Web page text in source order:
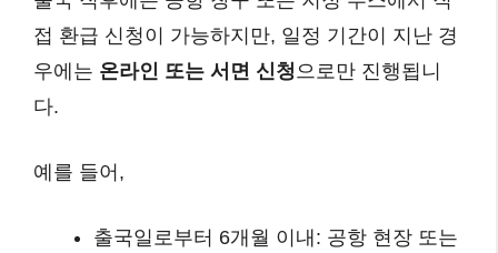
접 환급 신청이 가능하지만, 일정 기간이 지난 경
우에는 온라인 또는 서면 신청으로만 진행됩니
다.
예를 들어,
출국일로부터 6개월 이내: 공항 현장 또는